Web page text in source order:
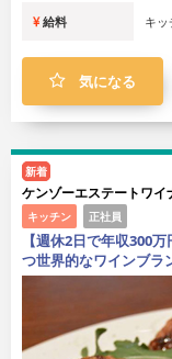
給料 キ
気になる
新着
ケンゾーエステートワイ
キッチン 正社員
【週休2日で年収300
つ世界的なワインブラ